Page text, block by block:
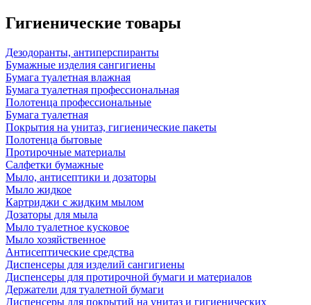
Гигиенические товары
Дезодоранты, антиперспиранты
Бумажные изделия сангигиены
Бумага туалетная влажная
Бумага туалетная профессиональная
Полотенца профессиональные
Бумага туалетная
Покрытия на унитаз, гигиенические пакеты
Полотенца бытовые
Протирочные материалы
Салфетки бумажные
Мыло, антисептики и дозаторы
Мыло жидкое
Картриджи с жидким мылом
Дозаторы для мыла
Мыло туалетное кусковое
Мыло хозяйственное
Антисептические средства
Диспенсеры для изделий сангигиены
Диспенсеры для протирочной бумаги и материалов
Держатели для туалетной бумаги
Диспенсеры для покрытий на унитаз и гигиенических